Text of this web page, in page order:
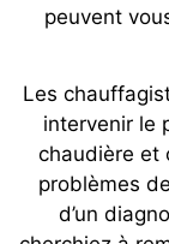
peuvent
Les
intervenir le
chaudière et
problèmes
d’un